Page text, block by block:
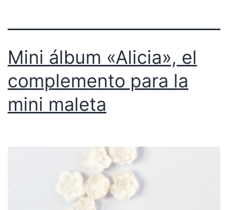
Mini álbum «Alicia», el
complemento para la
mini maleta